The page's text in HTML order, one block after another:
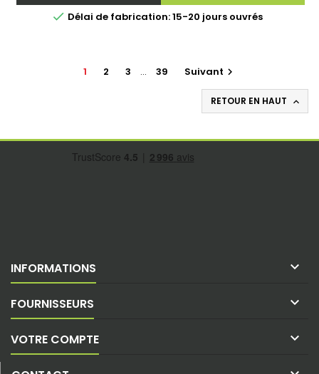
 Délai de fabrication: 15-20 jours ouvrés
1 2 3 … 39 Suivant 
RETOUR EN HAUT 
INFORMATIONS 
FOURNISSEURS 
VOTRE COMPTE 